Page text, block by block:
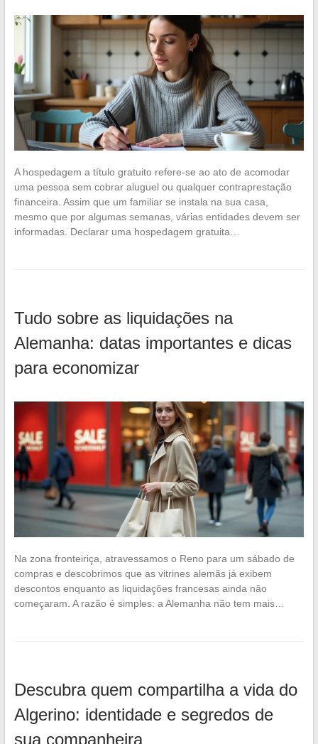
A hospedagem a título gratuito refere-se ao ato de acomodar
uma pessoa sem cobrar aluguel ou qualquer contraprestação
financeira. Assim que um familiar se instala na sua casa,
mesmo que por algumas semanas, várias entidades devem ser
informadas. Declarar uma hospedagem gratuita…
Tudo sobre as liquidações na
Alemanha: datas importantes e dicas
para economizar
Na zona fronteiriça, atravessamos o Reno para um sábado de
compras e descobrimos que as vitrines alemãs já exibem
descontos enquanto as liquidações francesas ainda não
começaram. A razão é simples: a Alemanha não tem mais…
Descubra quem compartilha a vida do
Algerino: identidade e segredos de
sua companheira